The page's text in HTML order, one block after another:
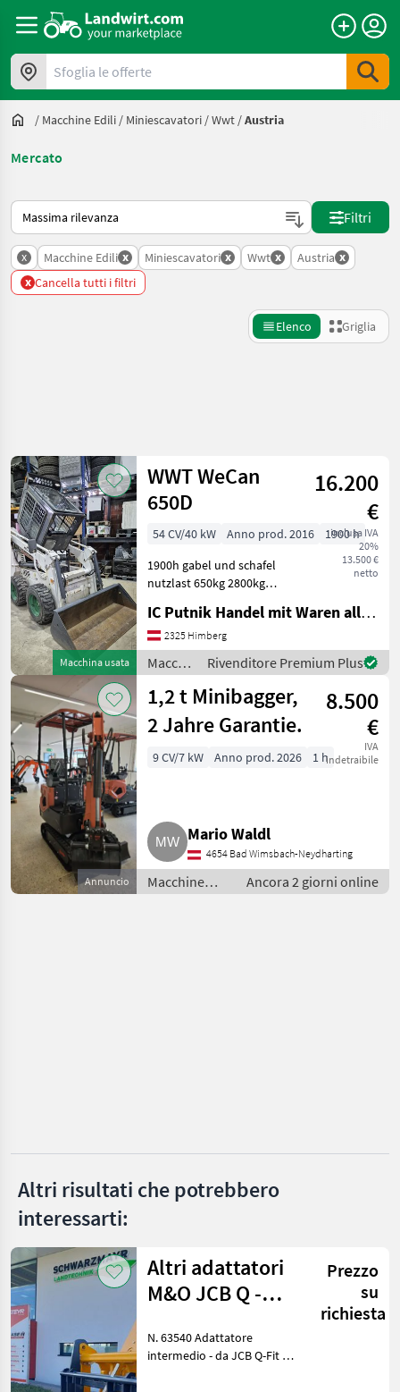
Sfoglia le offerte
/ Macchine Edili / Miniescavatori /Wwt /Austria
Mercato
Ecco come viene ordinato su Landwirt.com
Filtri
x Macchine Edili x Miniescavatori x Wwt x Austria x
x Cancella tutti i filtri
Elenco Griglia
ricerca
Categoria 4 Paese
PERCORSO
ATTUALE
Macchine
edili
Macchine
Miniescavatori
Wwt
SCEGLI
CATEGORIA
WWT
Takeuchi
Bobcat
Reimposta
Mostra
2
risultati
Macchina usata
WWT WeCan
650D
16.200
€
inclusa IVA
20%
13.500 €
netto
54 CV/40 kW Anno prod. 2016
1900 h
1900h gabel und schafel
nutzlast 650kg 2800kg
heizung Macchine edili
Miniescavatori
IC Putnik Handel mit Waren alle Art
2325 Himberg
Macchine
edili /
WWT
Rivenditore Premium Plus
Annuncio
1,2 t Minibagger,
2 Jahre Garantie.
8.500
€
IVA
indetraibile
9 CV/7 kW Anno prod. 2026 1 h
Mario Waldl
4654 Bad Wimsbach-Neydharting
Macchine
edili /
Ancora 2 giorni online
Altri risultati che potrebbero
interessarti:
Altri adattatori
M&O JCB Q -
Prezzo
su
richiesta
N. 63540 Adattatore
intermedio - da JCB Q-Fit a